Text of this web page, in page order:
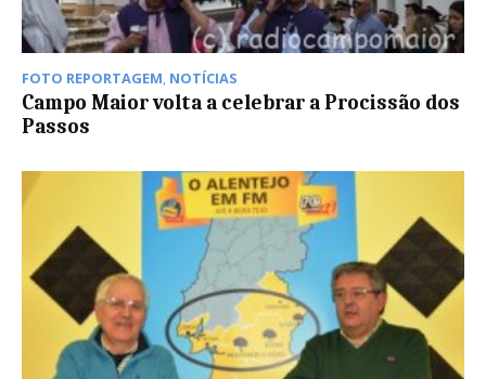
FOTO REPORTAGEM, NOTÍCIAS
Campo Maior volta a celebrar a Procissão dos
Passos